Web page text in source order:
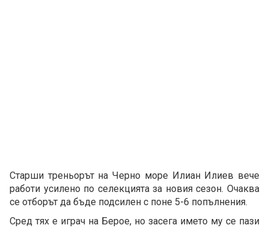
Старши треньорът на Черно море Илиан Илиев вече
работи усилено по селекцията за новия сезон. Очаква
се отборът да бъде подсилен с поне 5-6 попълнения.
Сред тях е играч на Берое, но засега името му се пази